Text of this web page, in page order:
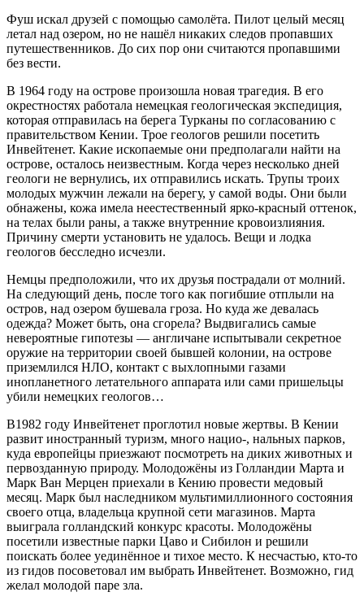
Фуш искал друзей с помощью самолёта. Пилот целый месяц
летал над озером, но не нашёл никаких следов пропавших
путешественников. До сих пор они считаются пропавшими
без вести.
В 1964 году на острове произошла новая трагедия. В его
окрестностях работала немецкая геологическая экспедиция,
которая отправилась на берега Турканы по согласованию с
правительством Кении. Трое геологов решили посетить
Инвейтенет. Какие ископаемые они предполагали найти на
острове, осталось неизвестным. Когда через несколько дней
геологи не вернулись, их отправились искать. Трупы троих
молодых мужчин лежали на берегу, у самой воды. Они были
обнажены, кожа имела неестественный ярко-красный оттенок,
на телах были раны, а также внутренние кровоизлияния.
Причину смерти установить не удалось. Вещи и лодка
геологов бесследно исчезли.
Немцы предположили, что их друзья пострадали от молний.
На следующий день, после того как погибшие отплыли на
остров, над озером бушевала гроза. Но куда же девалась
одежда? Может быть, она сгорела? Выдвигались самые
невероятные гипотезы — англичане испытывали секретное
оружие на территории своей бывшей колонии, на острове
приземлился НЛО, контакт с выхлопными газами
инопланетного летательного аппарата или сами пришельцы
убили немецких геологов…
В1982 году Инвейтенет проглотил новые жертвы. В Кении
развит иностранный туризм, много нацио-, нальных парков,
куда европейцы приезжают посмотреть на диких животных и
первозданную природу. Молодожёны из Голландии Марта и
Марк Ван Мерцен приехали в Кению провести медовый
месяц. Марк был наследником мультимиллионного состояния
своего отца, владельца крупной сети магазинов. Марта
выиграла голландский конкурс красоты. Молодожёны
посетили известные парки Цаво и Сибилон и решили
поискать более уединённое и тихое место. К несчастью, кто-то
из гидов посоветовал им выбрать Инвейтенет. Возможно, гид
желал молодой паре зла.